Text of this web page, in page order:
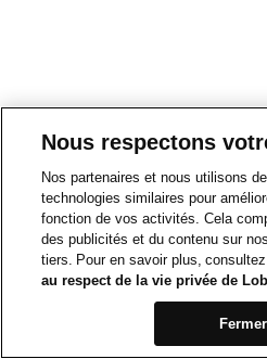
Nous respectons
Nos partenaires et nous utilisons
technologies similaires pour
fonction de vos activités. Cela
des publicités et du contenu sur
tiers. Pour en savoir plus,
au respect de la vie privée de
Fermer